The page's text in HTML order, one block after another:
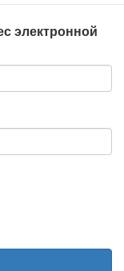
электронной